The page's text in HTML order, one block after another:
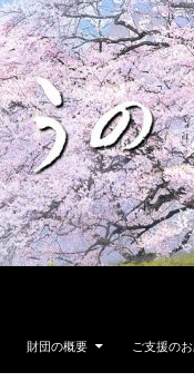
財団の概要 ご支援の